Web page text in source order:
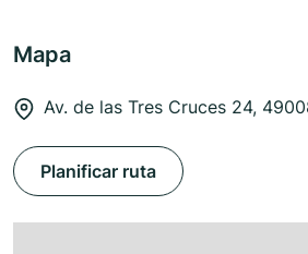
Mapa
Av. de las Tres Cruces 24,
Planificar ruta